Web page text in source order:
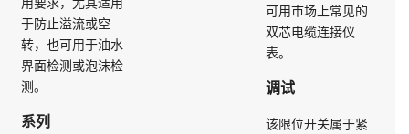
于防止溢流或空
转，也可用于油水
界面检测或泡沫检
测。
系列
可用市场上常见的
双芯电缆连接仪
表。
调试
该限位开关属于紧